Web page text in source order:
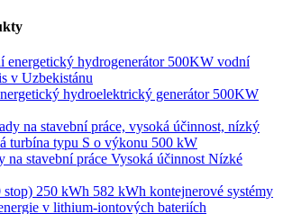
hydroelektrický generátor 500KW
na stavební práce Vysoká účinnost Nízké